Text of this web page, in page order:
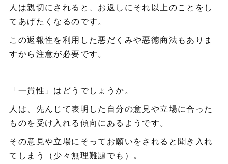
人は親切にされると、お返しにそれ以上のことをし
てあげたくなるのです。
この返報性を利用した悪だくみや悪徳商法もありま
すから注意が必要です。
「一貫性」はどうでしょうか。
人は、先んじて表明した自分の意見や立場に合った
ものを受け入れる傾向にあるようです。
その意見や立場にそってお願いをされると聞き入れ
てしまう（少々無理難題でも）。